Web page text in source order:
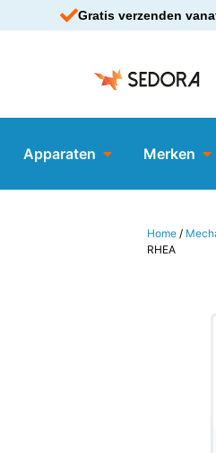
Gratis verzenden
Apparaten Merken
Home /
RHEA